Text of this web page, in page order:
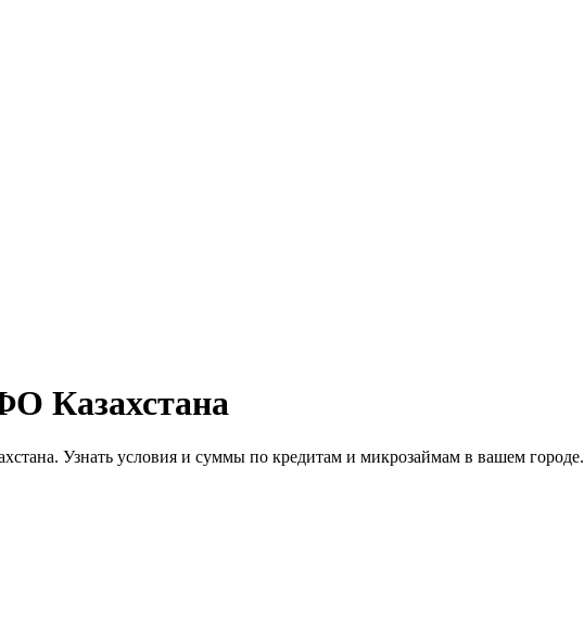
Казахстана
Узнать условия и суммы по кредитам и микрозаймам в вашем городе.